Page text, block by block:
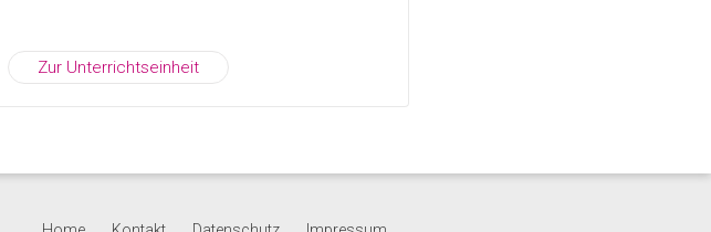
Zur Unterrichtseinheit